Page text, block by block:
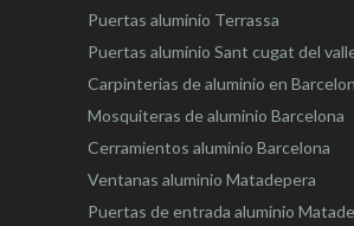
Puertas aluminio Terrassa
Puertas aluminio Sant cugat del
Carpinterias de aluminio en
Mosquiteras de aluminio Barcelona
Cerramientos aluminio Barcelona
Ventanas aluminio Matadepera
Puertas de entrada aluminio